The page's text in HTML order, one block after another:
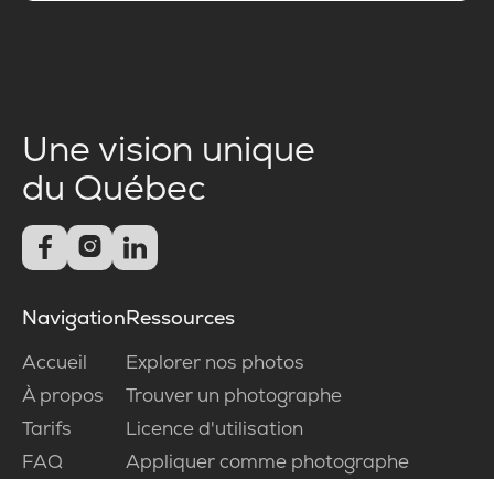
Une vision unique
du Québec
  
Navigation
Accueil
À propos
Tarifs
FAQ
Ressources
Explorer nos photos
Trouver un photographe
Licence d'utilisation
Appliquer comme photographe